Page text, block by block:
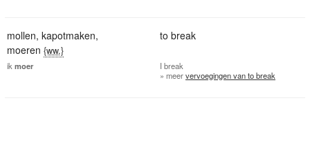
mollen, kapotmaken,
moeren {ww.}
to break
ik moer I break
» meervervoegingen van to break